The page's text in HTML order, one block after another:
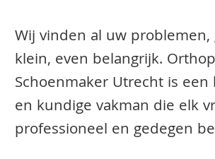
Wij vinden al uw problemen,
klein, even belangrijk.
Schoenmaker Utrecht is
en kundige vakman die elk
professioneel en gedegen